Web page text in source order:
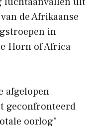
de Afrikaanse
in
Horn of Africa
afgelopen
geconfronteerd
oorlog”